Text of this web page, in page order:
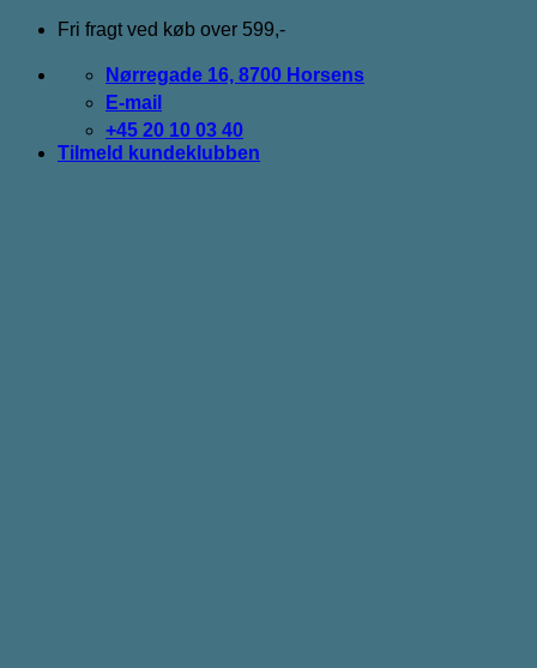
Fortsæt
indhold
Fri fragt ved køb over 599,-
Nørregade 16, 8700 Horsens
E-mail
+45 20 10 03 40
Tilmeld kundeklubben